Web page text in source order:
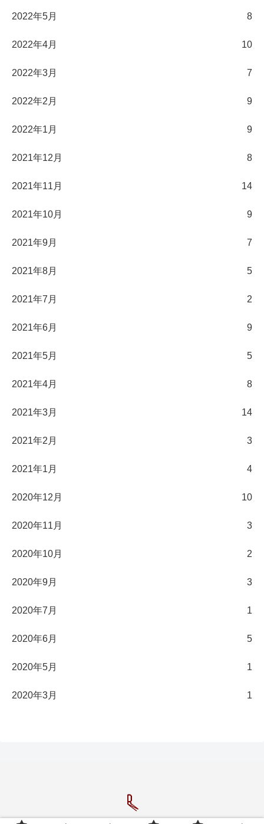
2022年5月 8
2022年4月 10
2022年3月 7
2022年2月 9
2022年1月 9
2021年12月 8
2021年11月 14
2021年10月 9
2021年9月 7
2021年8月 5
2021年7月 2
2021年6月 9
2021年5月 5
2021年4月 8
2021年3月 14
2021年2月 3
2021年1月 4
2020年12月 10
2020年11月 3
2020年10月 2
2020年9月 3
2020年7月 1
2020年6月 5
2020年5月 1
2020年3月 1